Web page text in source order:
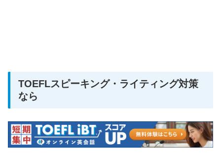
TOEFLスピーキング・ライティング対策
なら